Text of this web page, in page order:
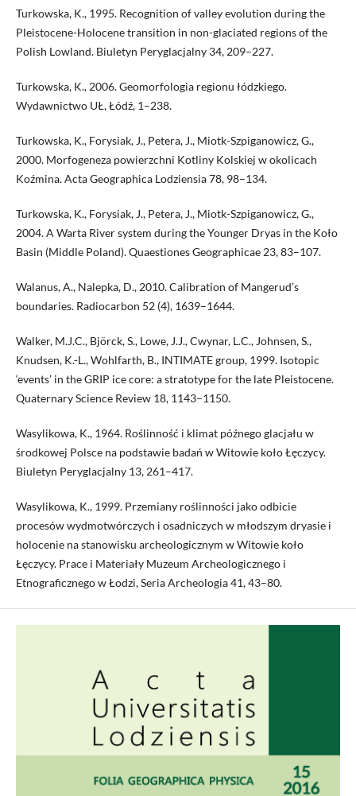
Turkowska, K., 1995. Recognition of valley evolution during the
Pleistocene­-Holocene transition in non-glaciated regions of the
Polish Lowland. Biu­letyn Peryglacjalny 34, 209–227.
Turkowska, K., 2006. Geomorfologia regionu łódzkiego.
Wydawnictwo UŁ, Łódź, 1–238.
Turkowska, K., Forysiak, J., Petera, J., Miotk-Szpiganowicz, G.,
2000. Morfo­geneza powierzchni Kotliny Kolskiej w okolicach
Koźmina. Acta Geograp­hica Lodziensia 78, 98–134.
Turkowska, K., Forysiak, J., Petera, J., Miotk-Szpiganowicz, G.,
2004. A Warta River system during the Younger Dryas in the Koło
Basin (Middle Poland). Quaestiones Geographicae 23, 83–107.
Walanus, A., Nalepka, D., 2010. Calibration of Mangerud’s
boundaries. Ra­diocarbon 52 (4), 1639–1644.
Walker, M.J.C., Björck, S., Lowe, J.J., Cwynar, L.C., Johnsen, S.,
Knudsen, K.-L., Wohlfarth, B., INTIMATE group, 1999. Isotopic
‘events’ in the GRIP ice core: a stratotype for the late Pleistocene.
Quaternary Science Review 18, 1143–1150.
Wasylikowa, K., 1964. Roślinność i klimat późnego glacjału w
środkowej Pol­sce na podstawie badań w Witowie koło Łęczycy.
Biuletyn Peryglacjalny 13, 261–417.
Wasylikowa, K., 1999. Przemiany roślinności jako odbicie
procesów wydmo­twórczych i osadniczych w młodszym dryasie i
holocenie na stanowisku archeologicznym w Witowie koło
Łęczycy. Prace i Materiały Muzeum Ar­cheologicznego i
Etnograficznego w Łodzi, Seria Archeologia 41, 43–80.